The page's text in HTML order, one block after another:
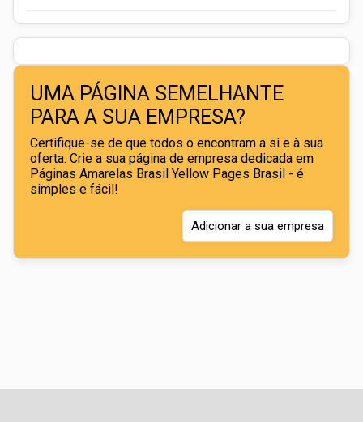
UMA PÁGINA SEMELHANTE
PARA A SUA EMPRESA?
Certifique-se de que todos o encontram a si e à sua
oferta. Crie a sua página de empresa dedicada em
Páginas Amarelas Brasil Yellow Pages Brasil - é
simples e fácil!
Adicionar a sua empresa